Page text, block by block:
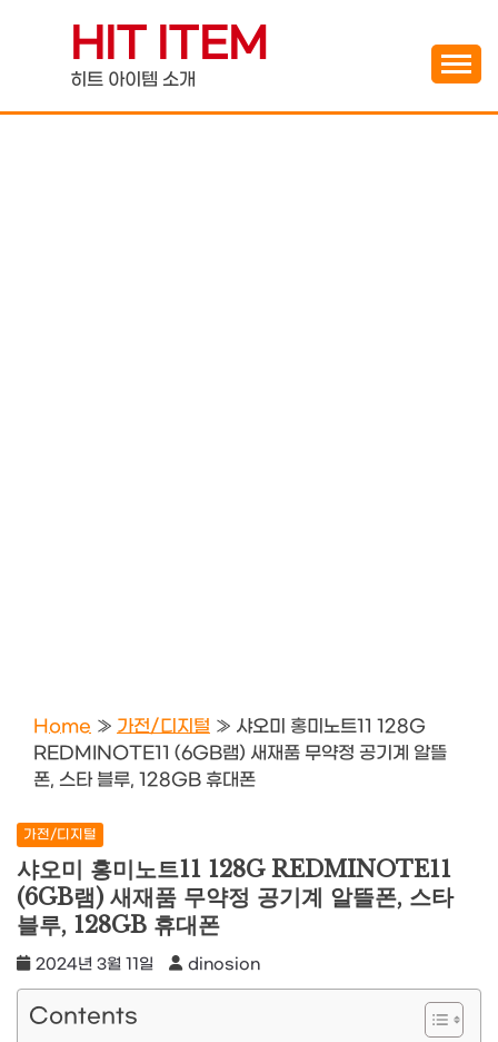
contentHIT ITEM
히트 아이템 소개
Home » 가전/디지털 » 샤오미 홍미노트11 128G
REDMINOTE11 (6GB램) 새재품 무약정 공기계 알뜰
폰, 스타 블루, 128GB 휴대폰
가전/디지털
샤오미 홍미노트11 128G REDMINOTE11
(6GB램) 새재품 무약정 공기계 알뜰폰, 스타
블루, 128GB 휴대폰
2024년 3월 11일 dinosion
Contents